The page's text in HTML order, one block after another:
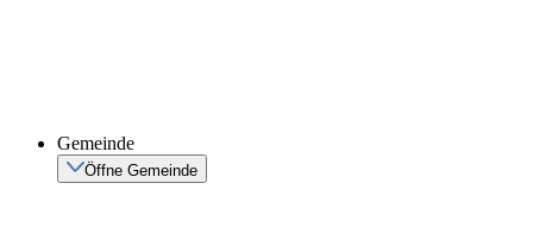
Gemeinde
Öffne Gemeinde